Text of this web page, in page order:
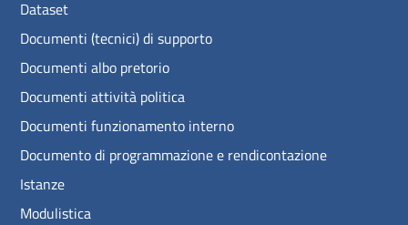
Dataset
Documenti (tecnici) di supporto
Documenti albo pretorio
Documenti attività politica
Documenti funzionamento interno
Documento di programmazione e rendicontazione
Istanze
Modulistica